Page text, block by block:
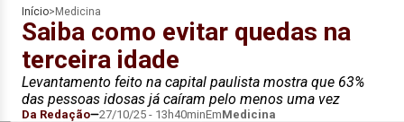
Início> Medicina
Saiba como evitar quedas na
terceira idade
Levantamento feito na capital paulista mostra que 63%
das pessoas idosas já caíram pelo menos uma vez
Da Redação 27/10/25 - 13h40minEmMedicina